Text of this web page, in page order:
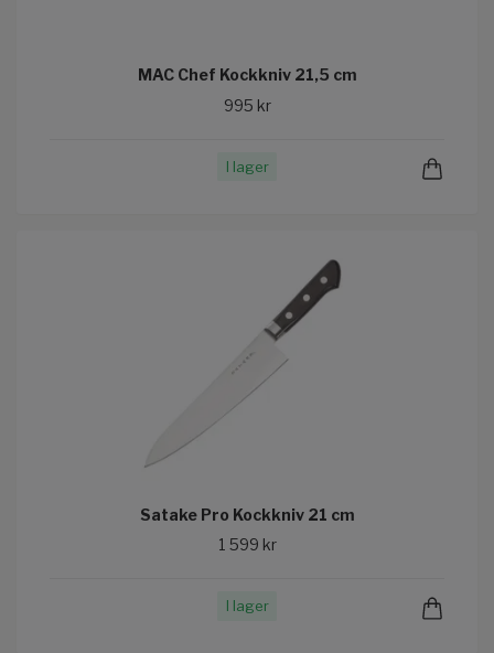
MAC Chef Kockkniv 21,5 cm
995 kr
I lager
Satake Pro Kockkniv 21 cm
1 599 kr
I lager